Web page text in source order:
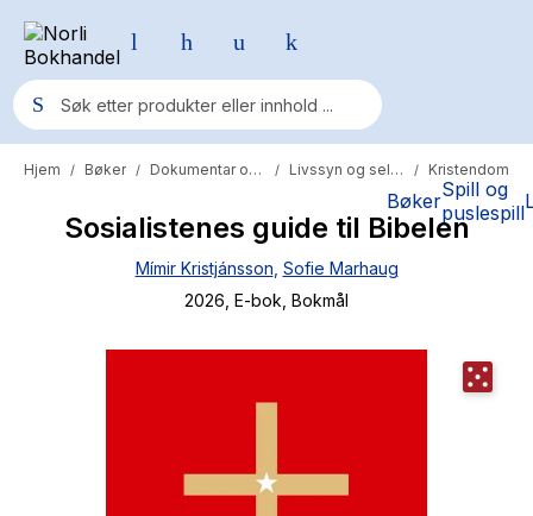
BøkerSpill og
puslespill
Populære søk
Pokemon
One piece
Fury Bound - Sable Sorensen
Hypopressiv trening
Hjem / Bøker / Dokumentar og fakta / Livssyn og selvutvikling / Kristendom
Sosialistenes guide til Bibelen
Mímir Kristjánsson Sofie Marhaug
2026 , E-bok , Bokmål